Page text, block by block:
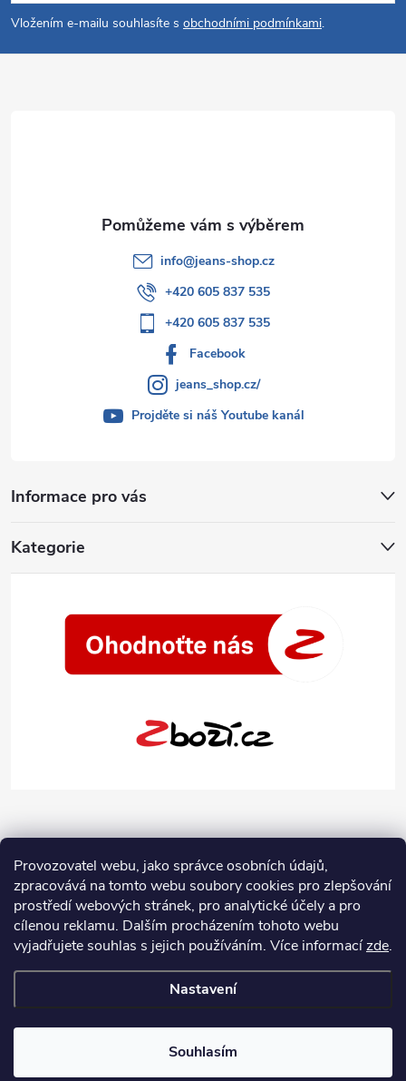
Provozovatel webu, jako správce osobních údajů,
zpracovává na tomto webu soubory cookies pro zlepšování
prostředí webových stránek, pro analytické účely a pro
cílenou reklamu. Dalším procházením tohoto webu
vyjadřujete souhlas s jejich používáním. Více informacízde.
Nastavení
Souhlasím
p
a
Vložením e-mailu souhlasíte s obchodními podmínkami.
Informace pro vás
Kategorie
info@jeans-shop.cz
+420 605 837 535
+420 605 837 535
Facebook
jeans_shop.cz/
Projděte si náš Youtube kanál
nastavení cookies